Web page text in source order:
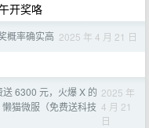
开奖咯
概率确实高 2025 年 4 月 21 日
送 6300 元，火爆 X 的
猫微服（免费送科技
2025 年
4 月 21
日